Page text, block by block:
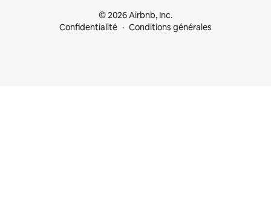
© 2026 Airbnb, Inc.
Confidentialité
Conditions générales